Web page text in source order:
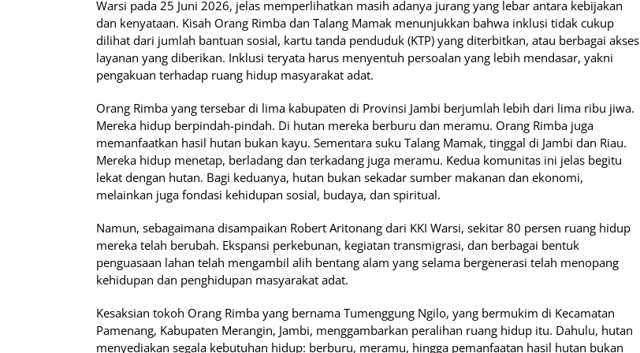
Warsi pada 25 Juni 2026, jelas memperlihatkan masih adanya jurang yang lebar antara kebijakan
dan kenyataan. Kisah Orang Rimba dan Talang Mamak menunjukkan bahwa inklusi tidak cukup
dilihat dari jumlah bantuan sosial, kartu tanda penduduk (KTP) yang diterbitkan, atau berbagai akses
layanan yang diberikan. Inklusi teryata harus menyentuh persoalan yang lebih mendasar, yakni
pengakuan terhadap ruang hidup masyarakat adat.
Orang Rimba yang tersebar di lima kabupaten di Provinsi Jambi berjumlah lebih dari lima ribu jiwa.
Mereka hidup berpindah-pindah. Di hutan mereka berburu dan meramu. Orang Rimba juga
memanfaatkan hasil hutan bukan kayu. Sementara suku Talang Mamak, tinggal di Jambi dan Riau.
Mereka hidup menetap, berladang dan terkadang juga meramu. Kedua komunitas ini jelas begitu
lekat dengan hutan. Bagi keduanya, hutan bukan sekadar sumber makanan dan ekonomi,
melainkan juga fondasi kehidupan sosial, budaya, dan spiritual.
Namun, sebagaimana disampaikan Robert Aritonang dari KKI Warsi, sekitar 80 persen ruang hidup
mereka telah berubah. Ekspansi perkebunan, kegiatan transmigrasi, dan berbagai bentuk
penguasaan lahan telah mengambil alih bentang alam yang selama bergenerasi telah menopang
kehidupan dan penghidupan masyarakat adat.
Kesaksian tokoh Orang Rimba yang bernama Tumenggung Ngilo, yang bermukim di Kecamatan
Pamenang, Kabupaten Merangin, Jambi, menggambarkan peralihan ruang hidup itu. Dahulu, hutan
menyediakan segala kebutuhan hidup: berburu, meramu, hingga pemanfaatan hasil hutan bukan